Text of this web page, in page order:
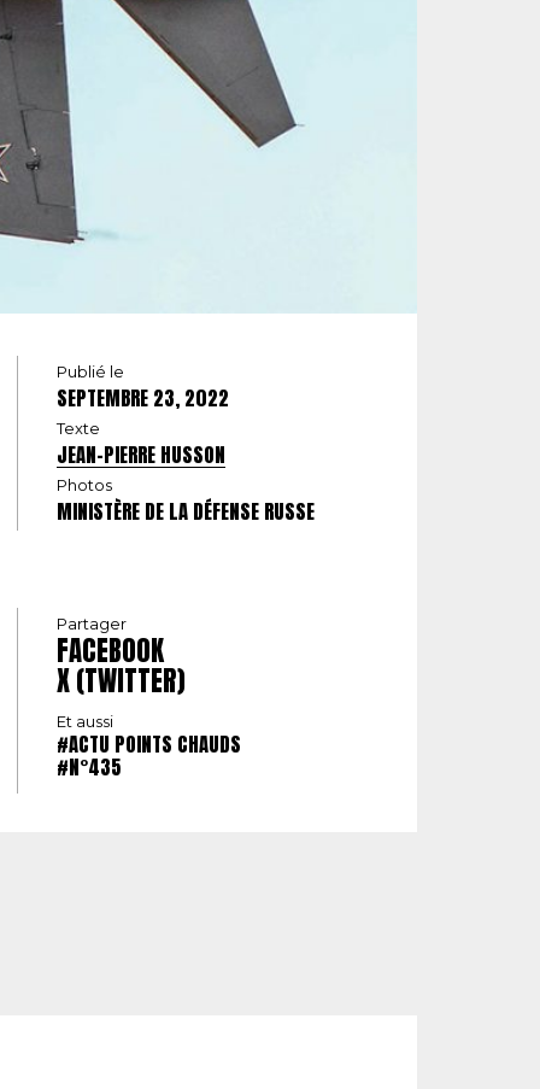
Publié le
SEPTEMBRE 23, 2022
Texte
JEAN-PIERRE HUSSON
Photos
MINISTÈRE DE LA DÉFENSE RUSSE
Partager
FACEBOOK
X (TWITTER)
Et aussi
#ACTU POINTS CHAUDS
#N°435